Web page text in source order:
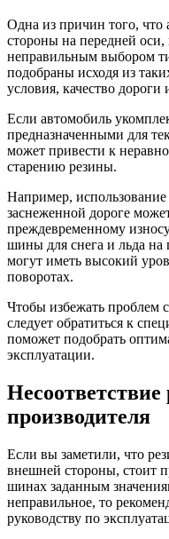
Одна из причин того, что
стороны на передней оси,
неправильным выбором
подобраны исходя из
условия, качество
Если автомобиль
предназначенными для
может привести к
старению резины.
Например,
заснеженной дороге
преждевременному
шины для снега и льда на
могут иметь высокий
поворотах.
Чтобы избежать проблем
следует обратиться к
поможет подобрать
эксплуатации.
производителя
Если вы заметили, что
внешней стороны, стоит
шинах заданным
неправильное, то
руководству по